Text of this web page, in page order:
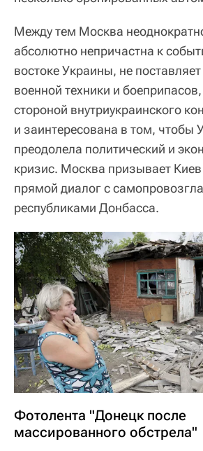
Между тем Москва
абсолютно непричастна к
востоке Украины, не
военной техники и
стороной внутриукраинского
и заинтересована в том, чтобы
преодолела политический и
кризис. Москва призывает Киев
прямой диалог с
республиками Донбасса.
Фотолента "Донецк после
массированного обстрела"